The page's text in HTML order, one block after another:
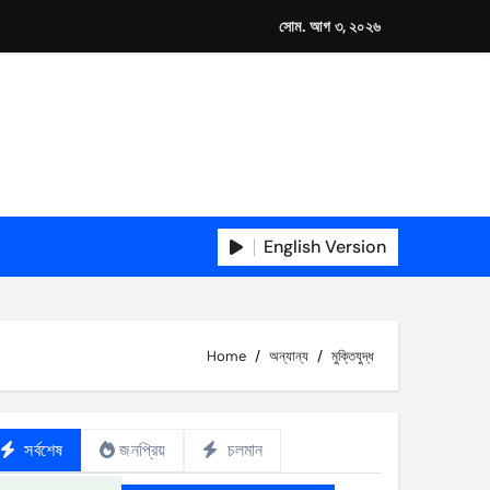
সোম. আগ ৩, ২০২৬
English Version
Home অন্যান্য মুক্তিযুদ্ধ
সর্বশেষ জনপ্রিয় চলমান